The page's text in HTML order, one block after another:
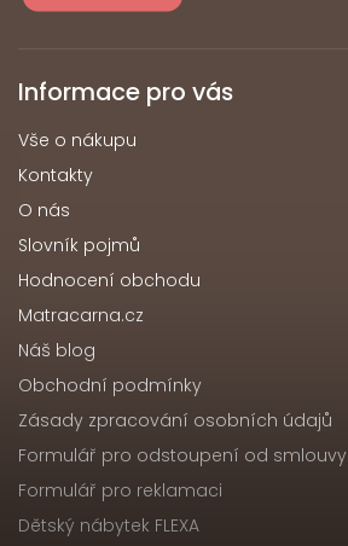
Informace pro vás
Vše o nákupu
Kontakty
O nás
Slovník pojmů
Hodnocení obchodu
Matracarna.cz
Náš blog
Obchodní podmínky
Zásady zpracování osobních údajů
Formulář pro odstoupení od smlouvy
Formulář pro reklamaci
Dětský nábytek FLEXA